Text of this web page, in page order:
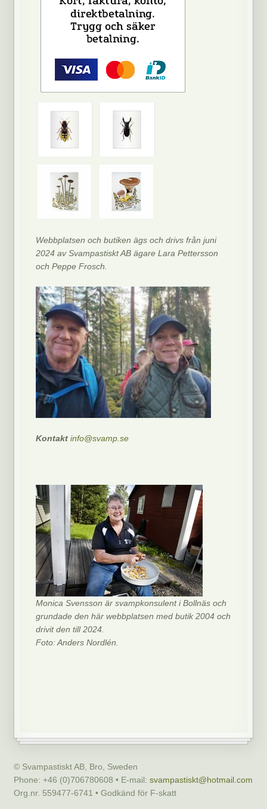
Webbplatsen och butiken ägs och drivs från juni
2024 av Svampastiskt AB ägare Lara Pettersson
och Peppe Frosch.
Kontaktinfo@svamp.se
Monica Svensson är svampkonsulent i Bollnäs och
grundade den här webbplatsen med butik 2004 och
drivit den till 2024.
Foto: Anders Nordlén.
© Svampastiskt AB, Bro, Sweden
Phone: +46 (0)706780608 • E-mail: svampastiskt@hotmail.com
Org.nr. 559477-6741 • Godkänd för F-skatt